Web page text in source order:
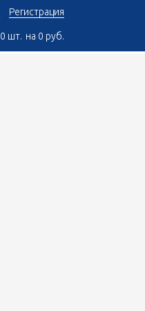
Регистрация
0 шт. на 0 руб.